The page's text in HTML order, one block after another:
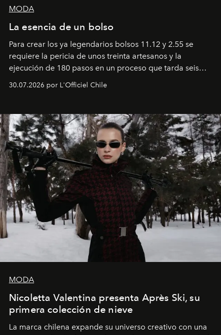
MODA
La esencia de un bolso
Para crear los ya legendarios bolsos 11.12 y 2.55 se
requiere la pericia de unos treinta artesanos y la
ejecución de 180 pasos en un proceso que tarda seis
semanas. Los expertos ponen en práctica una técnica
que se enseña solamente en la escuela de formación de
30.07.2026 por L'Officiel Chile
MODA
Nicoletta Valentina presenta Après Ski, su
primera colección de nieve
La marca chilena expande su universo creativo con una